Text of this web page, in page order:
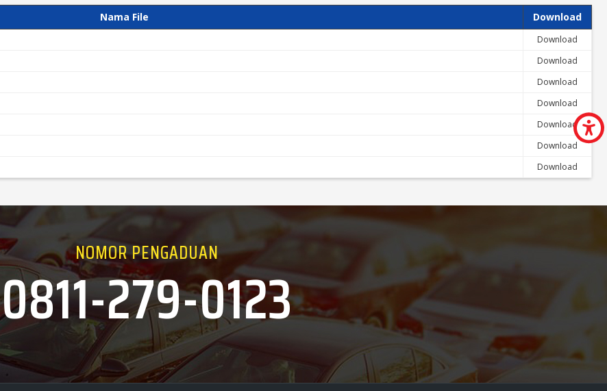
Nama File Download
Download
Download
Download
Download
Download
Download
Download
NOMOR PENGADUAN
0811-279-0123